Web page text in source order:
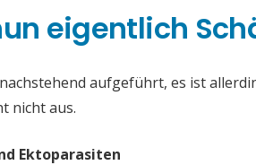
eigentlich
aufgeführt, es ist
nicht aus.
Ektoparasiten